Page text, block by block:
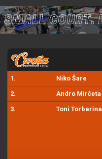
1. Niko Šare
2. Andro Mirčeta
3. Toni Torbarina